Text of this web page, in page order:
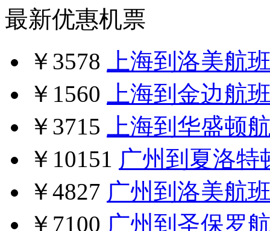
最新优惠机票
￥3578
上海到洛美航
￥1560
上海到金边航
￥3715
上海到华盛顿
￥10151 广州到夏洛特
￥4827 广州到洛美航
￥7100 广州到圣保罗